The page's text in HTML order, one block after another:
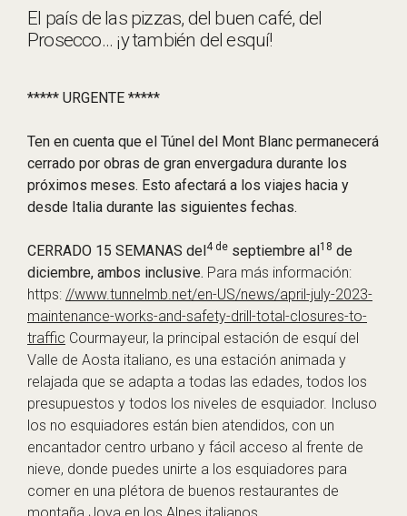
El país de las pizzas, del buen café, del
Prosecco... ¡y también del esquí!
***** URGENTE *****
Ten en cuenta que el Túnel del Mont Blanc permanecerá
cerrado por obras de gran envergadura durante los
próximos meses. Esto afectará a los viajes hacia y
desde Italia durante las siguientes fechas.
CERRADO 15 SEMANAS del4 de septiembre al18 de
diciembre, ambos inclusive. Para más información:
https: //www.tunnelmb.net/en-US/news/april-july-2023-
maintenance-works-and-safety-drill-total-closures-to-
traffic Courmayeur, la principal estación de esquí del
Valle de Aosta italiano, es una estación animada y
relajada que se adapta a todas las edades, todos los
presupuestos y todos los niveles de esquiador. Incluso
los no esquiadores están bien atendidos, con un
encantador centro urbano y fácil acceso al frente de
nieve, donde puedes unirte a los esquiadores para
comer en una plétora de buenos restaurantes de
montaña.Joya en los Alpes italianos